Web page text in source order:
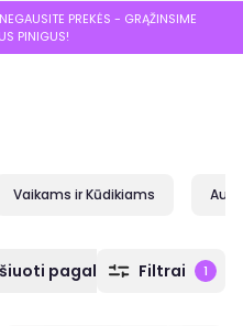
PREKĖS - GRĄŽINSIME
PINIGUS!
Vaikams ir Kūdikiams
pagal Filtrai 1